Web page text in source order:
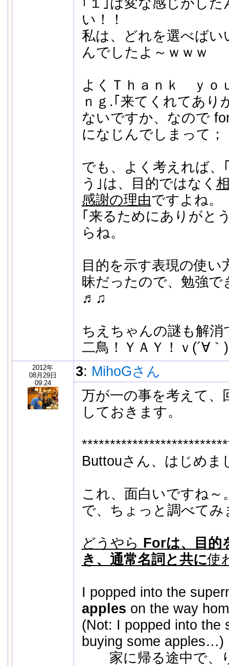
｢１｣は変な感じがし
い！！
私は、どれを選べば
んでしたよ～ｗｗｗ
よくＴｈａｎｋ ｙ
ｎｇ.｢来てくれてあり
ないですか、なので
になじんでしまって；
でも、よく考えれば
う｣は、目的ではなく
感謝の理由ですよね。
｢来るためにありがと
らね。
目的を示す表現の使い
昧だったので、勉強
♬♫
ちえちゃんの謎も解
二鳥！ＹＡＹ！ｖ(´∀｀)
2012年
08月29日
09:24
3: MihoGさん
万が一の事を考えて、
しておきます。
Buttouさん、はじめま
これ、面白いですね～
で、ちょっと調べてみ
どうやら Forは、目的
き、通常名詞と共に使
I popped into the
apples on the way
(Not: I popped into the
buying some apples…)
家に帰る途中で、